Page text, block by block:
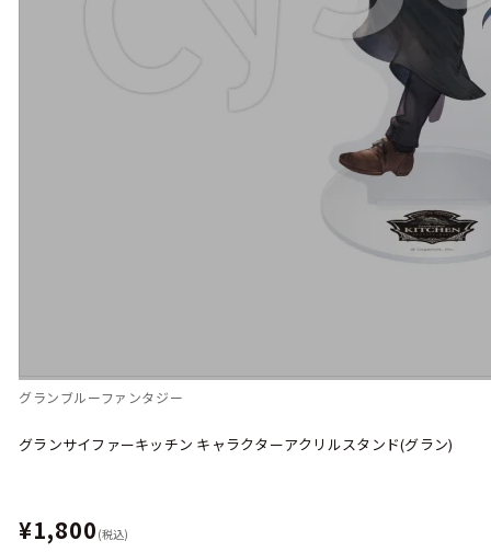
グランブルーファンタジー
グランサイファーキッチン キャラクターアクリルスタンド(グラン)
¥1,800 (税込)